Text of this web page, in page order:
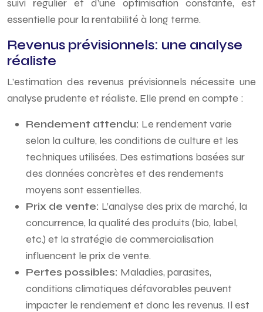
suivi régulier et d’une optimisation constante, est
essentielle pour la rentabilité à long terme.
Revenus prévisionnels: une analyse
réaliste
L’estimation des revenus prévisionnels nécessite une
analyse prudente et réaliste. Elle prend en compte :
Rendement attendu: Le rendement varie
selon la culture, les conditions de culture et les
techniques utilisées. Des estimations basées sur
des données concrètes et des rendements
moyens sont essentielles.
Prix de vente: L’analyse des prix de marché, la
concurrence, la qualité des produits (bio, label,
etc.) et la stratégie de commercialisation
influencent le prix de vente.
Pertes possibles: Maladies, parasites,
conditions climatiques défavorables peuvent
impacter le rendement et donc les revenus. Il est